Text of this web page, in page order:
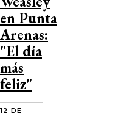
en Punta
Arenas:
"El día
más
feliz"
12 DE